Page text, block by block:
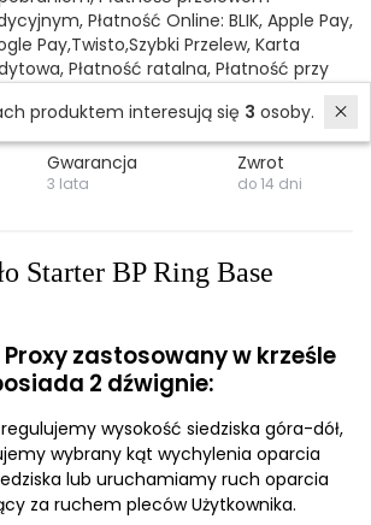
Płatność Online: BLIK, Apple Pay,
Pay,Twisto,Szybki Przelew, Karta
Płatność ratalna, Płatność przy
Gwarancja
3 lata
Zwrot
do 14 dni
Starter BP Ring Base
zastosowany w krześle
2 dźwignie:
wysokość siedziska góra-dół,
wybrany kąt wychylenia oparcia
lub uruchamiamy ruch oparcia
za ruchem pleców Użytkownika.
produktem interesują się 3 osoby.